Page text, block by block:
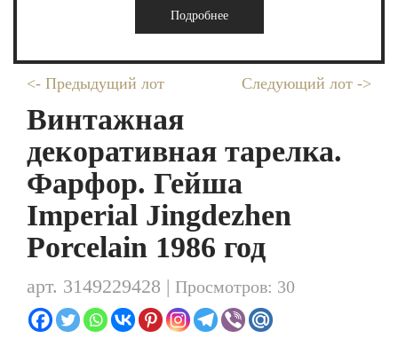
Подробнее
<- Предыдущий лот Следующий лот ->
Винтажная
декоративная тарелка.
Фарфор. Гейша
Imperial Jingdezhen
Porcelain 1986 год
арт. 3149229428 | Просмотров: 30